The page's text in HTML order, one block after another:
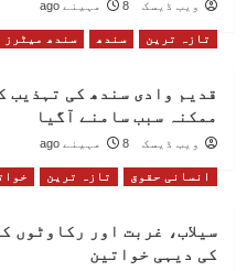
ویب ڈیسک 8 مہینے ago
تازہ ترین سندھ سندھ میٹرز
قدیم وادی سندھ کی تہذیب
ممکنہ سبب سامنے آگیا
ویب ڈیسک 8 مہینے ago
انسانی حقوق تازہ ترین
سیلاب، غربت اور رکاوٹوں
کی دیہی خواتین